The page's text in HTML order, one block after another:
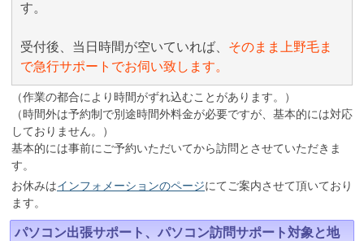
す。
受付後、当日時間が空いていれば、 そのまま上野毛ま
で急行サポートでお伺い致します。
（作業の都合により時間がずれ込むことがあります。）
（時間外は予約制で別途時間外料金が必要ですが、基本的には対応
しておりません。）
基本的には事前にご予約いただいてから訪問とさせていただきま
す。
お休みはインフォメーションのページにてご案内させて頂いており
ます。
パソコン出張サポート、パソコン訪問サポート対象と地